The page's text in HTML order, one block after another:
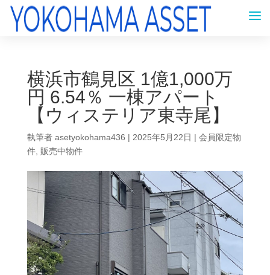
横浜市鶴見区 1億1,000万
円 6.54％ 一棟アパート
【ウィステリア東寺尾】
執筆者 asetyokohama436 | 2025年5月22日 | 会員限定物
件, 販売中物件